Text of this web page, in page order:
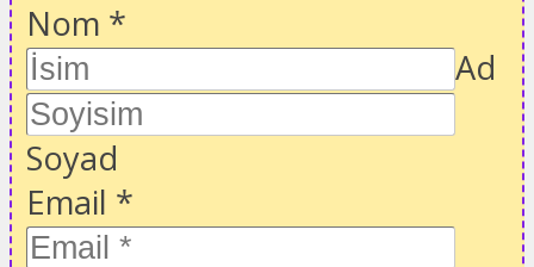
Nom *
Ad
Soyad
Email *